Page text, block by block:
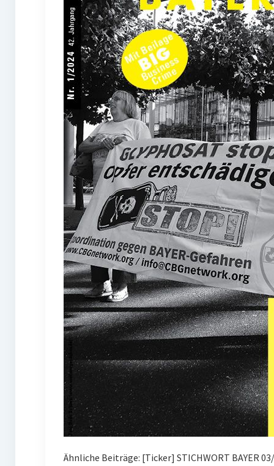
Ähnliche Beiträge: [Ticker] STICHWORT BAYER